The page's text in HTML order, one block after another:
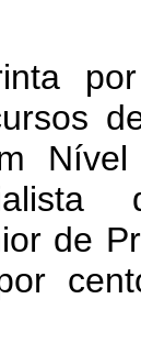
Nível
de